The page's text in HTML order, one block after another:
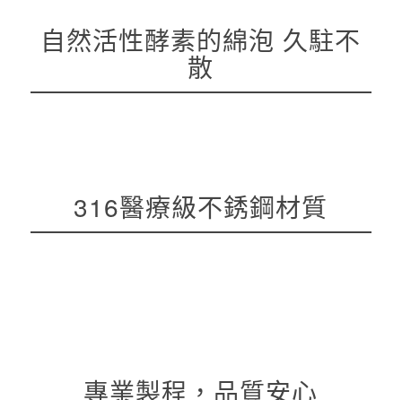
自然活性酵素的綿泡 久駐不
散
316醫療級不銹鋼材質
專業製程，品質安心